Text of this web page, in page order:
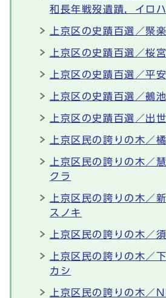
和長年戦歿遺蹟，イロ
上京区の史蹟百選／聚
上京区の史蹟百選／桜
上京区の史蹟百選／平
上京区の史蹟百選／鵺池
上京区の史蹟百選／出
上京区民の誇りの木／
上京区民の誇りの木／
クラ
上京区民の誇りの木／
スノキ
上京区民の誇りの木／
上京区民の誇りの木／
カシ
上京区民の誇りの木／